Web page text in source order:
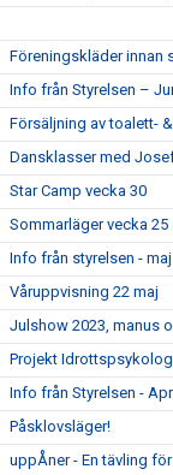
Föreningskläder innan
Info från Styrelsen –
Försäljning av toalett-
Dansklasser med
Star Camp vecka 30
Sommarläger vecka 25
Info från styrelsen - maj
Våruppvisning 22 maj
Julshow 2023, manus
Projekt
Info från Styrelsen -
Påsklovsläger!
uppÅner - En tävling